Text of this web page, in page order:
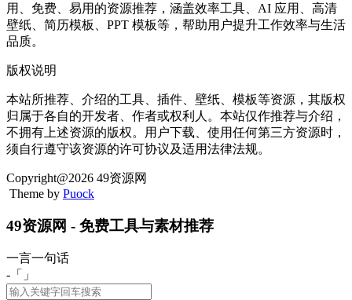
用、免费、易用的资源推荐，涵盖效率工具、AI 应用、高清
壁纸、简历模板、PPT 模板等，帮助用户提升工作效率与生活
品质。
版权说明
本站所推荐、介绍的工具、插件、壁纸、模板等资源，其版权
归属于各自的开发者、作者或权利人。本站仅作推荐与介绍，
不拥有上述资源的版权。用户下载、使用任何第三方资源时，
须自行遵守该资源的许可协议及适用法律法规。
Copyright@2026 49资源网
Theme by Puock
49资源网 - 免费工具与素材推荐
一言一句话
-「
」